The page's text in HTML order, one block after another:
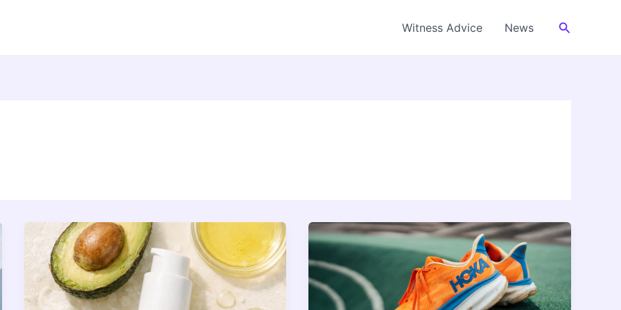
Witness Advice News Cerca